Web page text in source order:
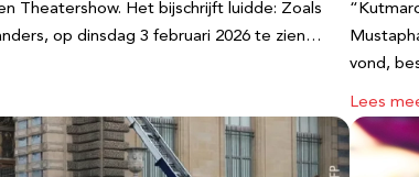
Theatershow. Het bijschrijft luidde: Zoals
op dinsdag 3 februari 2026 te zien…
vond,
Lees